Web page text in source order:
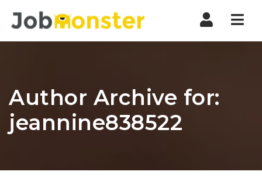
Author Archive for:
jeannine838522